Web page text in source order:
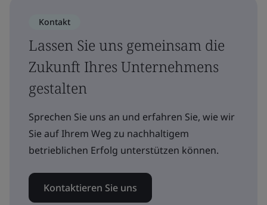
Kontakt
Lassen Sie uns gemeinsam die
Zukunft Ihres Unternehmens
gestalten
Sprechen Sie uns an und erfahren Sie, wie wir
Sie auf Ihrem Weg zu nachhaltigem
betrieblichen Erfolg unterstützen können.
Kontaktieren Sie uns